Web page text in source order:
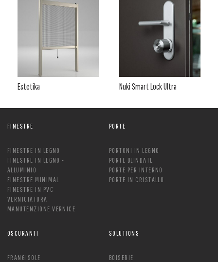
Estetika Nuki Smart Lock Ultra
FINESTRE
FINESTRE IN LEGNO
FINESTRE IN LEGNO -
ALLUMINIO
FINESTRE MINIMAL
FINESTRE IN PVC
VERNICIATURA
MANUTENZIONE VERNICE
PORTE
PORTONI IN LEGNO
PORTE BLINDATE
PORTE PER INTERNO
PORTE IN CRISTALLO
OSCURANTI
FRANGISOLE
SOLUTIONS
BOISERIE